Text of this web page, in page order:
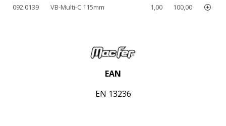
092.0139 VB-Multi-C 115mm 1,00 100,00
EAN
EN 13236